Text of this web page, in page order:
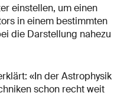
einstellen, um einen
in einem bestimmten
die Darstellung nahezu
«In der Astrophysik
schon recht weit